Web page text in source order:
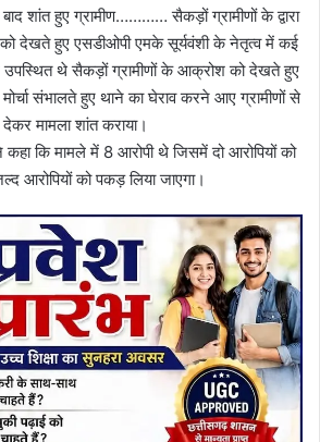
शांत हुए ग्रामीण………… सैकड़ों ग्रामीणों के द्वारा
देखते हुए एसडीओपी एमके सूर्यवंशी के नेतृत्व में कई
उपस्थित थे सैकड़ों ग्रामीणों के आक्रोश को देखते हुए
संभालते हुए थाने का घेराव करने आए ग्रामीणों से
मामला शांत कराया।
कि मामले में 8 आरोपी थे जिसमें दो आरोपियों को
आरोपियों को पकड़ लिया जाएगा।